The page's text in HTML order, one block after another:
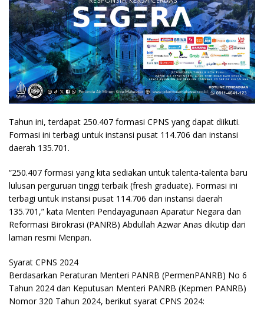
Tahun ini, terdapat 250.407 formasi CPNS yang dapat diikuti.
Formasi ini terbagi untuk instansi pusat 114.706 dan instansi
daerah 135.701.
“250.407 formasi yang kita sediakan untuk talenta-talenta baru
lulusan perguruan tinggi terbaik (fresh graduate). Formasi ini
terbagi untuk instansi pusat 114.706 dan instansi daerah
135.701,” kata Menteri Pendayagunaan Aparatur Negara dan
Reformasi Birokrasi (PANRB) Abdullah Azwar Anas dikutip dari
laman resmi Menpan.
Syarat CPNS 2024
Berdasarkan Peraturan Menteri PANRB (PermenPANRB) No 6
Tahun 2024 dan Keputusan Menteri PANRB (Kepmen PANRB)
Nomor 320 Tahun 2024, berikut syarat CPNS 2024: